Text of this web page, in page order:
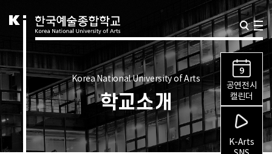
9
공연전시
캘린더
K-Arts
Korea National University of Arts
학교소개